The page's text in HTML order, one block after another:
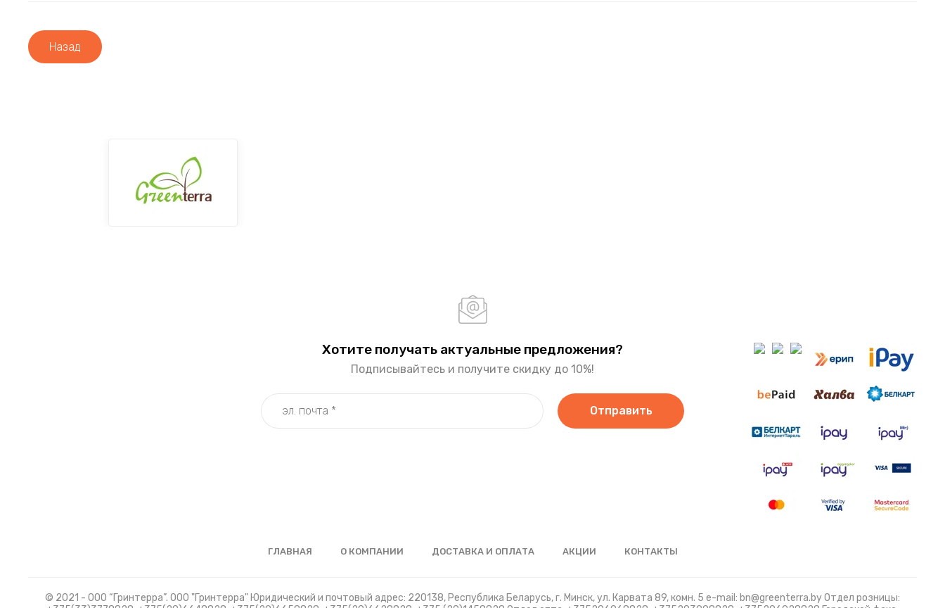
Назад
Хотите получать актуальные предложения?
Подписывайтесь и получите скидку до 10%!
Отправить
ГЛАВНАЯ О КОМПАНИИ ДОСТАВКА И ОПЛАТА АКЦИИ КОНТАКТЫ
© 2021 - ООО “Гринтерра”. ООО "Гринтерра" Юридический и почтовый адрес: 220138, Республика Беларусь, г. Минск, ул. Карвата 89, комн. 5 e-mail: bn@greenterra.by Отдел розницы: